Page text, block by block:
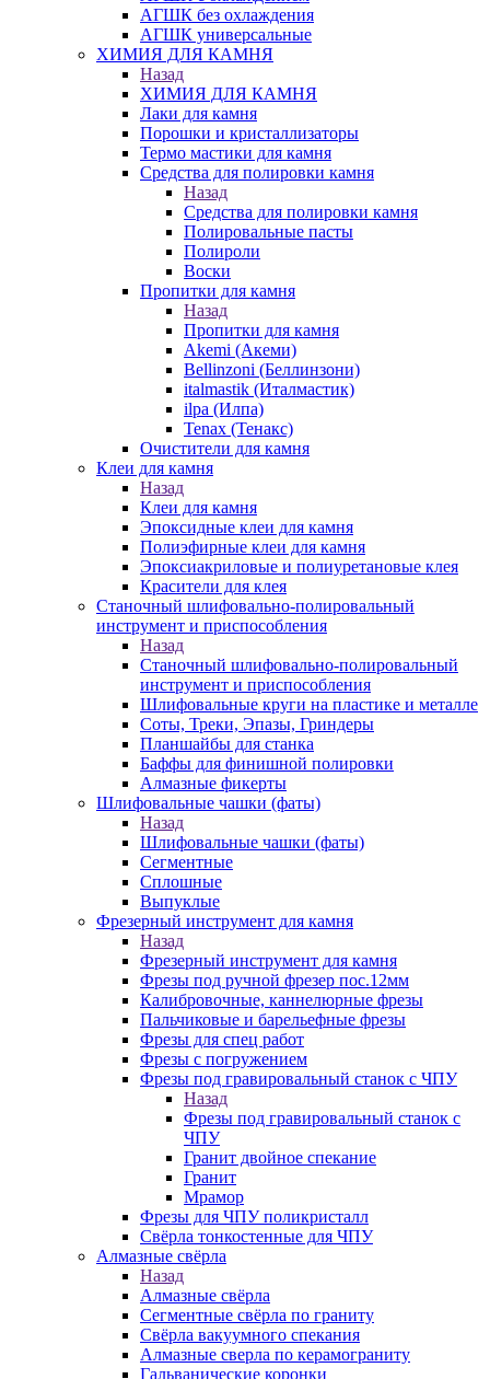
АГШК без охлаждения
АГШК универсальные
ХИМИЯ ДЛЯ КАМНЯ
Назад
ХИМИЯ ДЛЯ КАМНЯ
Лаки для камня
Порошки и кристаллизаторы
Термо мастики для камня
Средства для полировки камня
Назад
Средства для полировки камня
Полировальные пасты
Полироли
Воски
Пропитки для камня
Назад
Пропитки для камня
Akemi (Акеми)
Bellinzoni (Беллинзони)
italmastik (Италмастик)
ilpa (Илпа)
Tenax (Тенакс)
Очистители для камня
Клеи для камня
Назад
Клеи для камня
Эпоксидные клеи для камня
Полиэфирные клеи для камня
Эпоксиакриловые и полиуретановые клея
Красители для клея
Станочный шлифовально-полировальный
инструмент и приспособления
Назад
Станочный шлифовально-полировальный
инструмент и приспособления
Шлифовальные круги на пластике и металле
Соты, Треки, Эпазы, Гриндеры
Планшайбы для станка
Баффы для финишной полировки
Алмазные фикерты
Шлифовальные чашки (фаты)
Назад
Шлифовальные чашки (фаты)
Сегментные
Сплошные
Выпуклые
Фрезерный инструмент для камня
Назад
Фрезерный инструмент для камня
Фрезы под ручной фрезер пос.12мм
Калибровочные, каннелюрные фрезы
Пальчиковые и барельефные фрезы
Фрезы для спец работ
Фрезы с погружением
Фрезы под гравировальный станок с ЧПУ
Назад
Фрезы под гравировальный станок с
ЧПУ
Гранит двойное спекание
Гранит
Мрамор
Фрезы для ЧПУ поликристалл
Свёрла тонкостенные для ЧПУ
Алмазные свёрла
Назад
Алмазные свёрла
Сегментные свёрла по граниту
Свёрла вакуумного спекания
Алмазные сверла по керамограниту
Гальванические коронки